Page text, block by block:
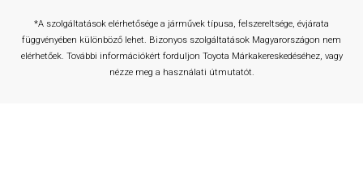
*A szolgáltatások elérhetősége a járművek típusa, felszereltsége, évjárata
függvényében különböző lehet. Bizonyos szolgáltatások Magyarországon nem
elérhetőek. További információkért forduljon Toyota Márkakereskedéséhez, vagy
nézze meg a használati útmutatót.